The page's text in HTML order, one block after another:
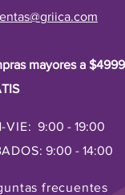
mayores a
VIE: 9:00 - 19:00
9:00 - 14:00
frecuentes